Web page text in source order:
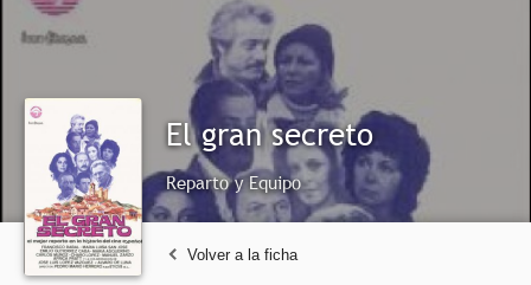
El gran secreto
Reparto y Equipo
Volver a la ficha